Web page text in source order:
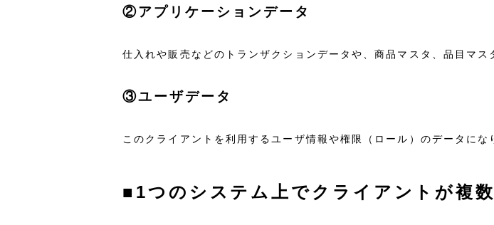
②アプリケーションデータ
仕入れや販売などのトランザクションデータや、商品マスタ、品目マス
③ユーザデータ
このクライアントを利用するユーザ情報や権限（ロール）のデータにな
■1つのシステム上でクライアントが複